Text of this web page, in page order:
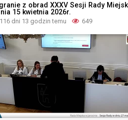
z obrad XXXV Sesji Rady
15 kwietnia 2026r.
116 dni 13 godzin temu 649